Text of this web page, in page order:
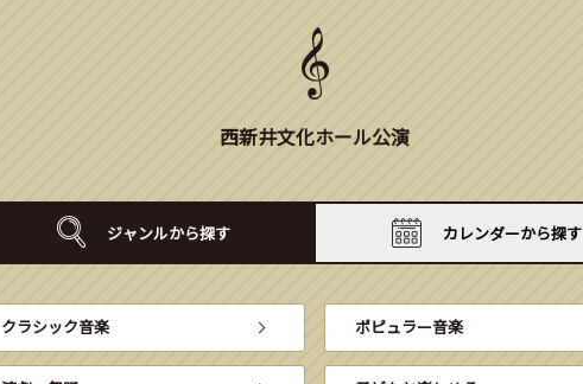
西新井文化ホール公演
ジャンルから探す カレンダーから探す
クラシック音楽 ポピュラー音楽